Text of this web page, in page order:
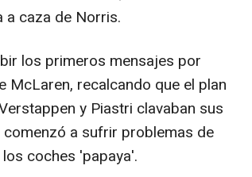
a caza de Norris.
los primeros mensajes por
McLaren, recalcando que el plan
y Piastri clavaban sus
a sufrir problemas de
coches 'papaya'.